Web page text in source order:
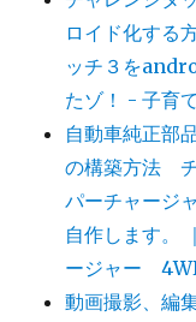
ロイド化する
ッチ３を
たゾ！ - 子育
自動車純正部
の構築方法
パーチャージ
自作します。
ージャー
動画撮影、編